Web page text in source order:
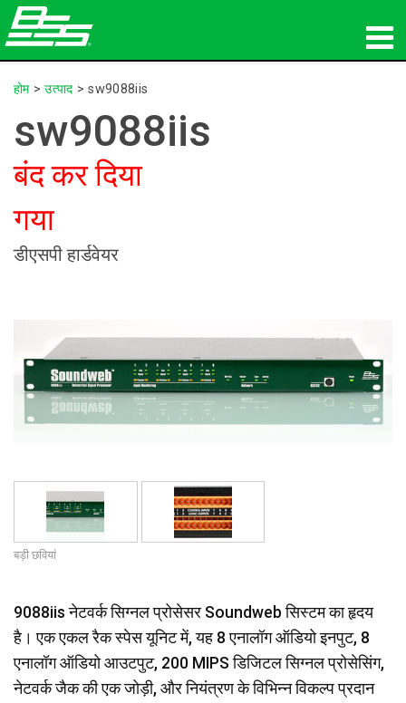
उत्पाद
नेटवर्क ऑडियो
कहां खरीदें
समाचार
प्रशिक्षण
हमारा इतिहास
होम>उत्पाद >sw9088iis
sw9088iis
बंद कर दिया
गया
डीएसपी हार्डवेयर
बड़ी छवियां
9088iis नेटवर्क सिग्नल प्रोसेसर Soundweb सिस्टम का हृदय
है। एक एकल रैक स्पेस यूनिट में, यह 8 एनालॉग ऑडियो इनपुट, 8
एनालॉग ऑडियो आउटपुट, 200 MIPS डिजिटल सिग्नल प्रोसेसिंग,
नेटवर्क जैक की एक जोड़ी, और नियंत्रण के विभिन्न विकल्प प्रदान